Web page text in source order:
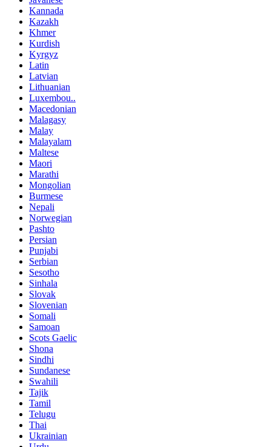
Kannada
Kazakh
Khmer
Kurdish
Kyrgyz
Latin
Latvian
Lithuanian
Luxembou..
Macedonian
Malagasy
Malay
Malayalam
Maltese
Maori
Marathi
Mongolian
Burmese
Nepali
Norwegian
Pashto
Persian
Punjabi
Serbian
Sesotho
Sinhala
Slovak
Slovenian
Somali
Samoan
Scots Gaelic
Shona
Sindhi
Sundanese
Swahili
Tajik
Tamil
Telugu
Thai
Ukrainian